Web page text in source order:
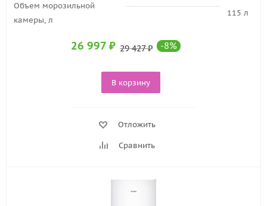
Объем морозильной
камеры, л
115 л
26 997 ₽ 29 427₽ -8%
В корзину
Отложить
Сравнить